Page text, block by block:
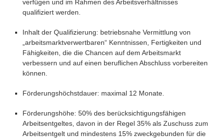
verfügen und im Rahmen des Arbeitsverhältnisses
qualifiziert werden.
Inhalt der Qualifizierung: betriebsnahe Vermittlung von
„arbeitsmarktverwertbaren“ Kenntnissen, Fertigkeiten und
Fähigkeiten, die die Chancen auf dem Arbeitsmarkt
verbessern und auf einen beruflichen Abschluss vorbereiten
können.
Förderungshöchstdauer: maximal 12 Monate.
Förderungshöhe: 50% des berücksichtigungsfähigen
Arbeitsentgeltes, davon in der Regel 35% als Zuschuss zum
Arbeitsentgelt und mindestens 15% zweckgebunden für die